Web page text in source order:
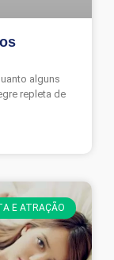
alguns
repleta de
E ATRAÇÃO